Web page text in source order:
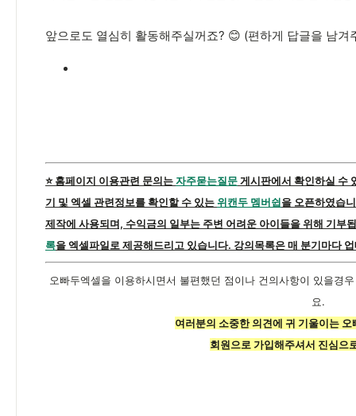
앞으로도 열심히 활동해주실꺼죠? 😊 (편하게 답글을 남겨
⭐️ 홈페이지 이용관련 문의는자주묻는질문게시판에서 확인하실 수
기 및 엑셀 관련정보를 확인할 수 있는위캔두 멤버쉽을 오픈하였습
제작에 사용되며, 수익금의 일부는 주변 어려운 아이들을 위해 기부
록을 엑셀파일로 제공해드리고 있습니다. 강의목록은 매 분기마다
오빠두엑셀을 이용하시면서 불편했던 점이나 건의사항이 있을경
요.
여러분의 소중한 의견에 귀 기울이는
회원으로 가입해주셔서 진심으